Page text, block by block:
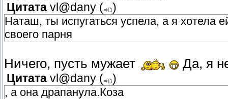
Цитата vl@dany (
)
Наташ, ты испугаться успела, а я хотела
своего парня
Ничего, пусть мужает Да, я
Цитата vl@dany (
)
, а она драпанула.Коза